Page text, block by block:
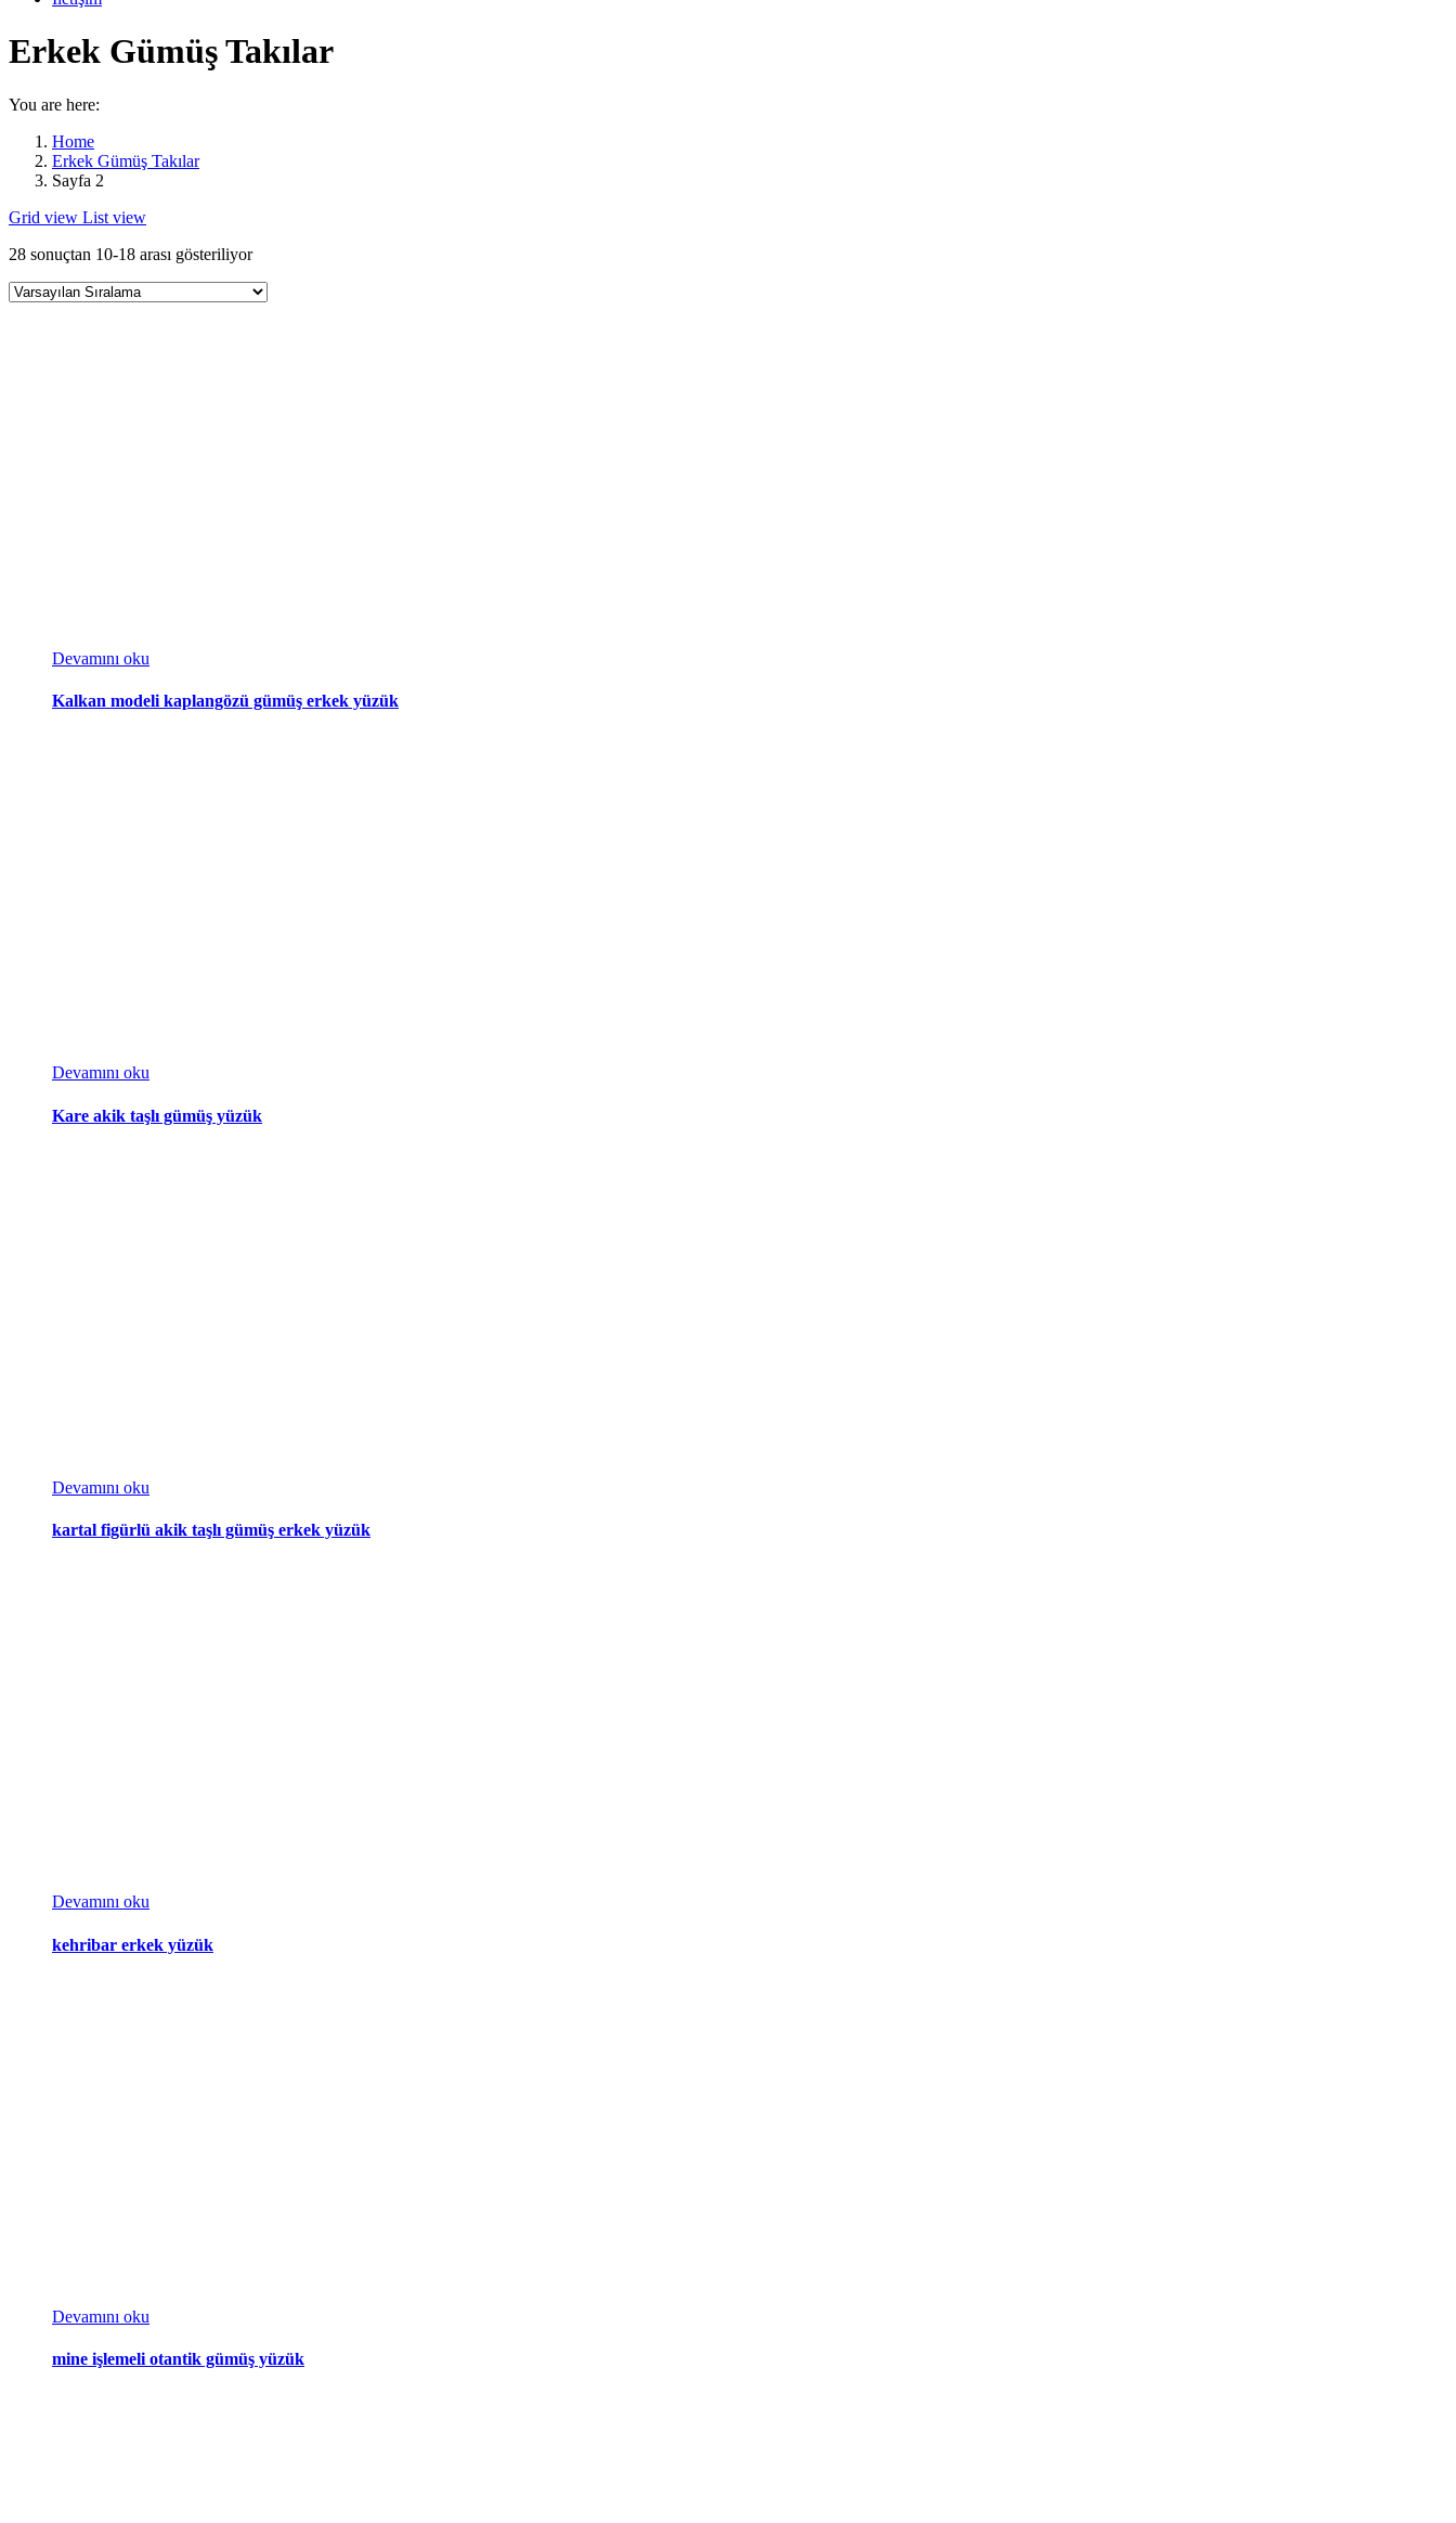
Erkek Gümüş Takılar
You are here:
Home
Erkek Gümüş Takılar
Sayfa 2
Grid view List view
28 sonuçtan 10-18 arası gösteriliyor
Devamını oku
Kalkan modeli kaplangözü gümüş erkek yüzük
Devamını oku
Kare akik taşlı gümüş yüzük
Devamını oku
kartal figürlü akik taşlı gümüş erkek yüzük
Devamını oku
kehribar erkek yüzük
Devamını oku
mine işlemeli otantik gümüş yüzük